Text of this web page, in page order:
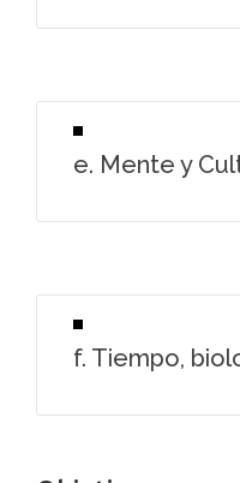
e. Mente y
f. Tiempo,